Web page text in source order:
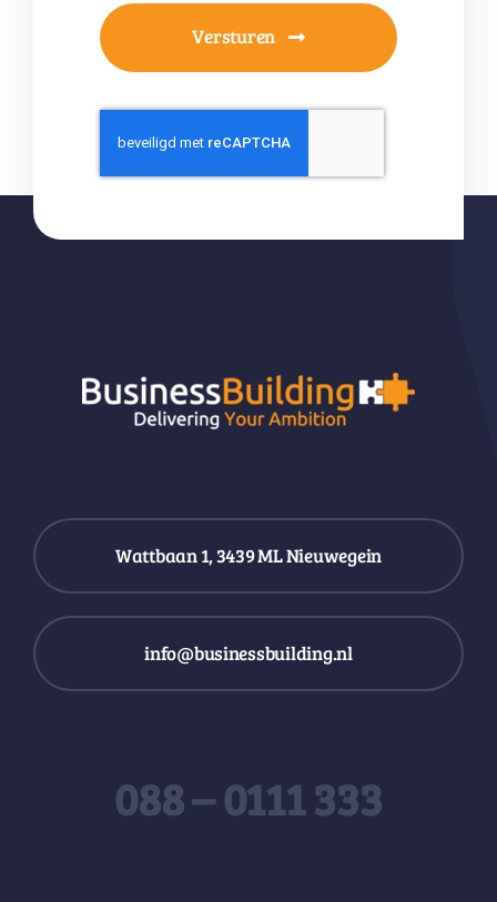
Versturen
Wattbaan 1, 3439 ML Nieuwegein
info@businessbuilding.nl
088 – 0111 333